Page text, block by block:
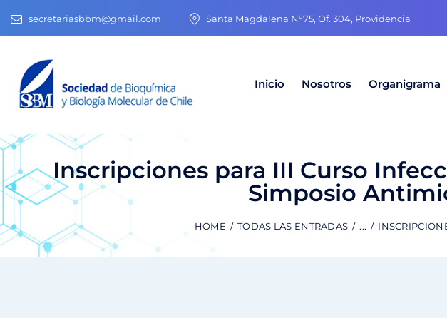
secretariasbbm@gmail.com Santa Magdalena N°75, Of. 304, Providencia
Inicio Nosotros Organigrama
Inscripciones para III Curso
Simposio
HOME TODAS LAS ENTRADAS ...